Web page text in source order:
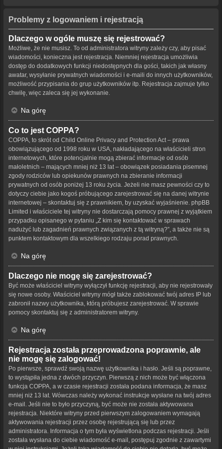
Problemy z logowaniem i rejestracją
Dlaczego w ogóle muszę się rejestrować?
Możliwe, że nie musisz. To od administratora witryny zależy czy, aby pisać
wiadomości, konieczna jest rejestracja. Niemniej rejestracja umożliwia
dostęp do dodatkowych funkcji niedostępnych dla gości, takich jak własny
awatar, wysyłanie prywatnych wiadomości i e-maili do innych użytkowników,
możliwość przypisania do grup użytkowników itp. Rejestracja zajmuje tylko
chwilę, więc zaleca się jej wykonanie.
Na górę
Co to jest COPPA?
COPPA, to skrót od Child Online Privacy and Protection Act – prawa
obowiązującego od 1998 roku w USA, nakładającego na właścicieli stron
internetowych, które potencjalnie mogą zbierać informacje od osób
małoletnich – mających mniej niż 13 lat – obowiązek posiadania pisemnej
zgody rodziców lub opiekunów prawnych na zbieranie informacji
prywatnych od osób poniżej 13 roku życia. Jeżeli nie masz pewności czy to
dotyczy ciebie jako kogoś próbującego zarejestrować się na danej witrynie
internetowej – skontaktuj się z prawnikiem, by uzyskać wyjaśnienie. phpBB
Limited i właściciele tej witryny nie dostarczają pomocy prawnej z wyjątkiem
przypadku opisanego w pytaniu „Z kim się kontaktować w sprawach
nadużyć lub zagadnień prawnych związanych z tą witryną?”, a także nie są
punktem kontaktowym dla wszelkiego rodzaju porad prawnych.
Na górę
Dlaczego nie mogę się zarejestrować?
Być może właściciel witryny wyłączył funkcję rejestracji, aby nie rejestrowały
się nowe osoby. Właściciel witryny mógł także zablokować twój adres IP lub
zabronił nazwy użytkownika, którą próbujesz zarejestrować. W sprawie
pomocy skontaktuj się z administratorem witryny.
Na górę
Rejestracja została przeprowadzona poprawnie, ale
nie mogę się zalogować!
Po pierwsze, sprawdź swoją nazwę użytkownika i hasło. Jeśli są poprawne,
to wystąpiła jedna z dwóch przyczyn. Pierwszą z nich może być włączona
funkcja COPPA, a w czasie rejestracji została podana informacja, że masz
mniej niż 13 lat. Wówczas należy wykonać instrukcje wysłane na twój adres
e-mail. Jeśli nie to było przyczyną, być może nie została aktywowana
rejestracja. Niektóre witryny przed pierwszym zalogowaniem wymagają
aktywowania rejestracji przez osobę rejestrującą się lub przez
administratora. Informacja o tym była wyświetlona podczas rejestracji. Jeśli
została wysłana do ciebie wiadomość e-mail, postępuj zgodnie z zawartymi